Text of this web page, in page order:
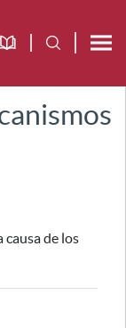
causa de los